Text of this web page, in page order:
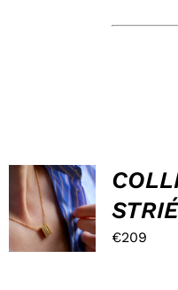
HOP,
DANS
MON
PANIER !
/
DÉTAILS
€209